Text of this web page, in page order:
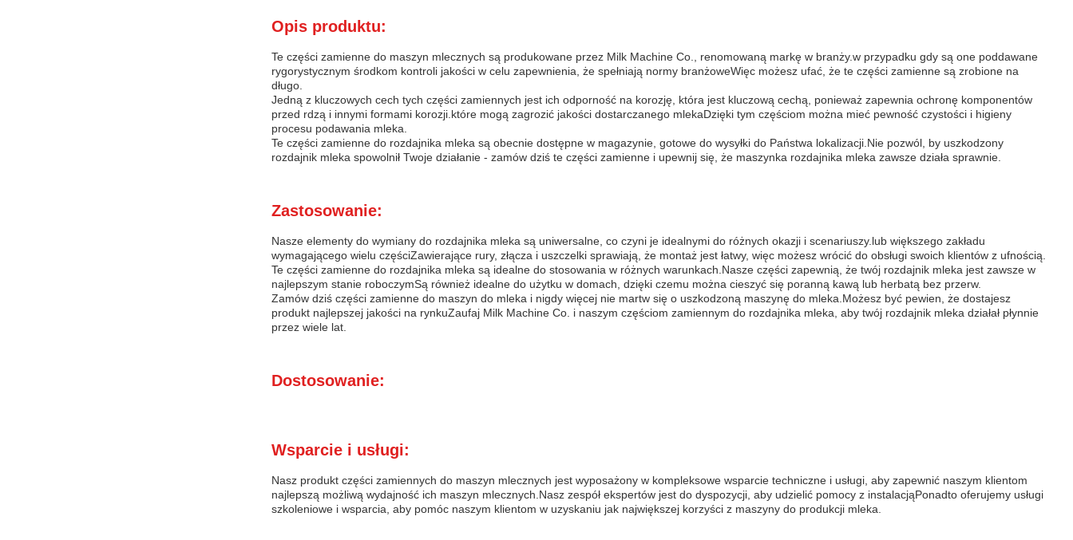
Opis produktu:
Te części zamienne do maszyn mlecznych są produkowane przez Milk Machine Co., renomowaną markę w branży.w przypadku gdy są one poddawane
rygorystycznym środkom kontroli jakości w celu zapewnienia, że spełniają normy branżoweWięc możesz ufać, że te części zamienne są zrobione na
długo.
Jedną z kluczowych cech tych części zamiennych jest ich odporność na korozję, która jest kluczową cechą, ponieważ zapewnia ochronę komponentów
przed rdzą i innymi formami korozji.które mogą zagrozić jakości dostarczanego mlekaDzięki tym częściom można mieć pewność czystości i higieny
procesu podawania mleka.
Te części zamienne do rozdajnika mleka są obecnie dostępne w magazynie, gotowe do wysyłki do Państwa lokalizacji.Nie pozwól, by uszkodzony
rozdajnik mleka spowolnił Twoje działanie - zamów dziś te części zamienne i upewnij się, że maszynka rozdajnika mleka zawsze działa sprawnie.
Zastosowanie:
Nasze elementy do wymiany do rozdajnika mleka są uniwersalne, co czyni je idealnymi do różnych okazji i scenariuszy.lub większego zakładu
wymagającego wielu częściZawierające rury, złącza i uszczelki sprawiają, że montaż jest łatwy, więc możesz wrócić do obsługi swoich klientów z ufnością.
Te części zamienne do rozdajnika mleka są idealne do stosowania w różnych warunkach.Nasze części zapewnią, że twój rozdajnik mleka jest zawsze w
najlepszym stanie roboczymSą również idealne do użytku w domach, dzięki czemu można cieszyć się poranną kawą lub herbatą bez przerw.
Zamów dziś części zamienne do maszyn do mleka i nigdy więcej nie martw się o uszkodzoną maszynę do mleka.Możesz być pewien, że dostajesz
produkt najlepszej jakości na rynkuZaufaj Milk Machine Co. i naszym częściom zamiennym do rozdajnika mleka, aby twój rozdajnik mleka działał płynnie
przez wiele lat.
Dostosowanie:
Wsparcie i usługi:
Nasz produkt części zamiennych do maszyn mlecznych jest wyposażony w kompleksowe wsparcie techniczne i usługi, aby zapewnić naszym klientom
najlepszą możliwą wydajność ich maszyn mlecznych.Nasz zespół ekspertów jest do dyspozycji, aby udzielić pomocy z instalacjąPonadto oferujemy usługi
szkoleniowe i wsparcia, aby pomóc naszym klientom w uzyskaniu jak największej korzyści z maszyny do produkcji mleka.